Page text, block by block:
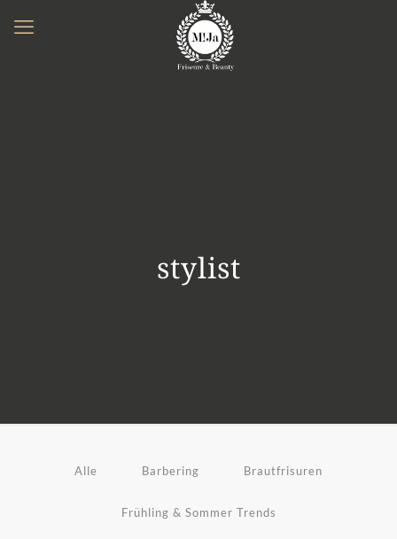
stylist
Alle Barbering Brautfrisuren
Frühling & Sommer Trends